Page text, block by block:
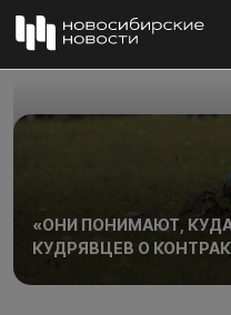
«ОНИ ПОНИМАЮТ,
КУДРЯВЦЕВ О